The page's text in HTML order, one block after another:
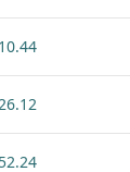
10.44
52.24